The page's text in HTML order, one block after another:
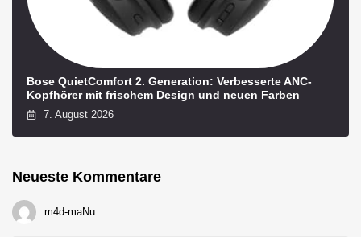
Bose QuietComfort 2. Generation: Verbesserte ANC-
Kopfhörer mit frischem Design und neuen Farben
7. August 2026
Neueste Kommentare
m4d-maNu